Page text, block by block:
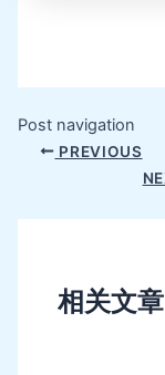
Post navigation
PREVIOUS
相关文章